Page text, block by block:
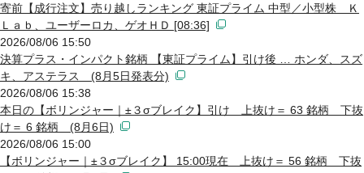
寄前【成行注文】売り越しランキング 東証プライム 中型／小型株 Ｋ
Ｌａｂ、ユーザーロカ、ゲオＨＤ [08:36]
2026/08/06 15:50
決算プラス・インパクト銘柄 【東証プライム】引け後 … ホンダ、スズ
キ、アステラス (8月5日発表分)
2026/08/06 15:38
本日の【ボリンジャー｜±３σブレイク】引け 上抜け＝ 63 銘柄 下抜
け＝ 6 銘柄 (8月6日)
2026/08/06 15:00
【ボリンジャー｜±３σブレイク】 15:00現在 上抜け＝ 56 銘柄 下抜